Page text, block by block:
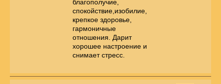
благополучие,
спокойствие,изобилие,
крепкое здоровье,
гармоничные
отношения. Дарит
хорошее настроение и
снимает стресс.